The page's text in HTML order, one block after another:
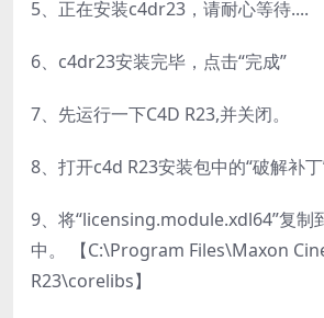
5、正在安装c4dr23，请耐心等待....
6、c4dr23安装完毕，点击“完成”
7、先运行一下C4D R23,并关闭。
8、打开c4d R23安装包中的“破解补
9、将“licensing.module.xdl64”复制
中。 【C:\Program Files\Maxon
R23\corelibs】